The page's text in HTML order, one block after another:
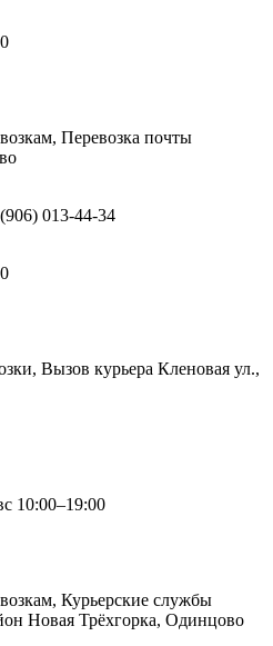
Перевозка почты
013-44-34
Вызов курьера Кленовая ул.,
10:00–19:00
Курьерские службы
Новая Трёхгорка, Одинцово